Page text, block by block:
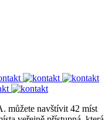
můžete navštívit 42 míst